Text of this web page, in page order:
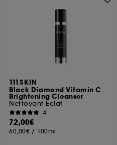
111SKIN
Black Diamond Vitamin C
Brightening Cleanser
Nettoyant Eclat
4
72,00€
60,00€ / 100ml